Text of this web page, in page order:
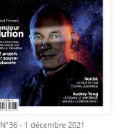
N°36 - 1 décembre 2021